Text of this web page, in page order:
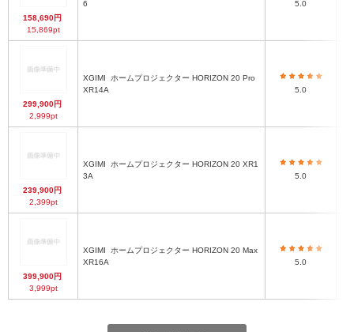
158,690円
15,869pt
6 5.0
299,900円
2,999pt
XGIMI
XR14A
5.0
239,900円
2,399pt
XGIMI
3A
5.0
399,900円
3,999pt
XGIMI
XR16A
5.0